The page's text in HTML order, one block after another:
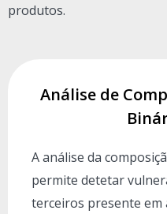
produtos.
Análise de
A análise da
permite detetar
terceiros presente em